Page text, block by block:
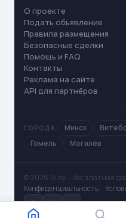
О проекте
Подать объявление
Правила размещения
Безопасные сделки
Помощь и FAQ
Контакты
Реклама на сайте
API для партнёров
ГОРОДА Минск
Гомель
Могилёв
© 2026 15.by — бесплатная
Конфиденциальность ·
✈ V ◻